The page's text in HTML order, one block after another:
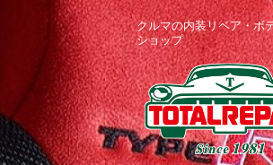
クルマの内装リペア・ボ
ショップ